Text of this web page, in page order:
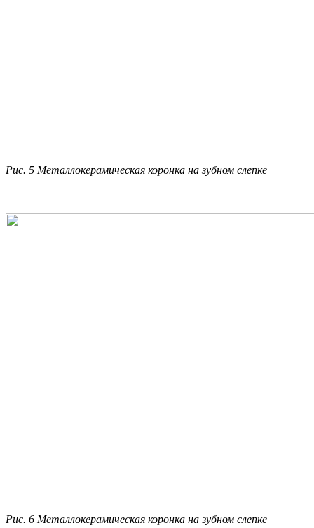
Рис. 5 Металлокерамическая коронка на зубном слепке
Рис. 6 Металлокерамическая коронка на зубном слепке